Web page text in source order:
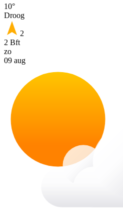
10°
Droog
2
2 Bft
zo
09 aug